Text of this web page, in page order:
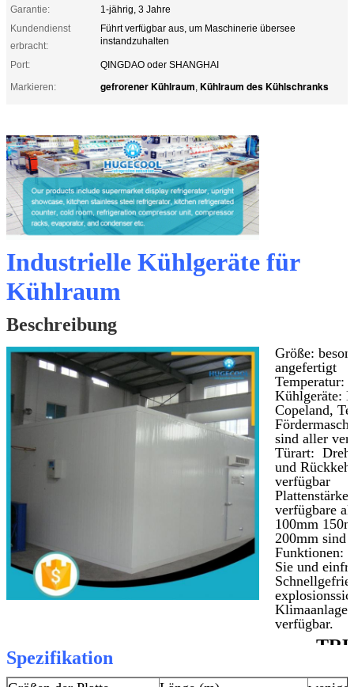
Garantie:
1-jährig, 3 Jahre
Kundendienst
erbracht:
Führt verfügbar aus, um Maschinerie übersee
instandzuhalten
Port:
QINGDAO oder SHANGHAI
Markieren:
gefrorener Kühlraum, Kühlraum des Kühlschranks
Industrielle Kühlgeräte für
Kühlraum
Beschreibung
Größe:
angefertigt
Temperatur:
Kühlgeräte:
Copeland,
sind aller
Türart:
und
verfügbar
Plattenstärke:
verfügbare
100mm
200mm sind
Funktionen:
Sie und
verfügbar.
Spezifikation